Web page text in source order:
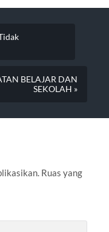
BELAJAR DAN
SEKOLAH »
Ruas yang